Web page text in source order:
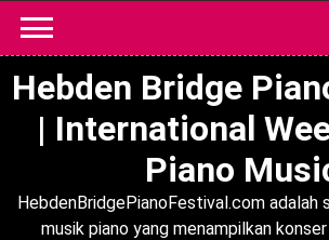
content
Hebden Bridge
| International
Piano
HebdenBridgePianoFestival.com
musik piano yang menampilkan